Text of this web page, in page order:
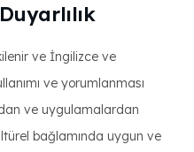
ve İngilizce ve
ve yorumlanması
ve uygulamalardan
bağlamında uygun ve